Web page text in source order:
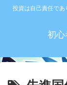
投資は自己責任で
初心